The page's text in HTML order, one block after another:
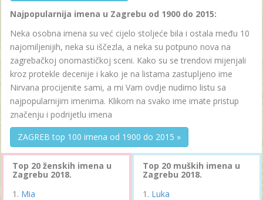
Najpopularnija imena u Zagrebu od 1900 do 2015:
Neka osobna imena su već cijelo stoljeće bila i ostala među 10
najomiljenijih, neka su iščezla, a neka su potpuno nova na
zagrebačkoj onomastičkoj sceni. Kako su se trendovi mijenjali
kroz protekle decenije i kako je na listama zastupljeno ime
Nirvana procijenite sami, a mi Vam ovdje nudimo listu sa
najpopularnijim imenima. Klikom na svako ime imate pristup
značenju i podrijetlu imena
ZAGREB top 100 imena od 1900 do 2015 »
Top 20 ženskih imena u
Zagrebu 2018.
Mia
Top 20 muških imena u
Zagrebu 2018.
Luka